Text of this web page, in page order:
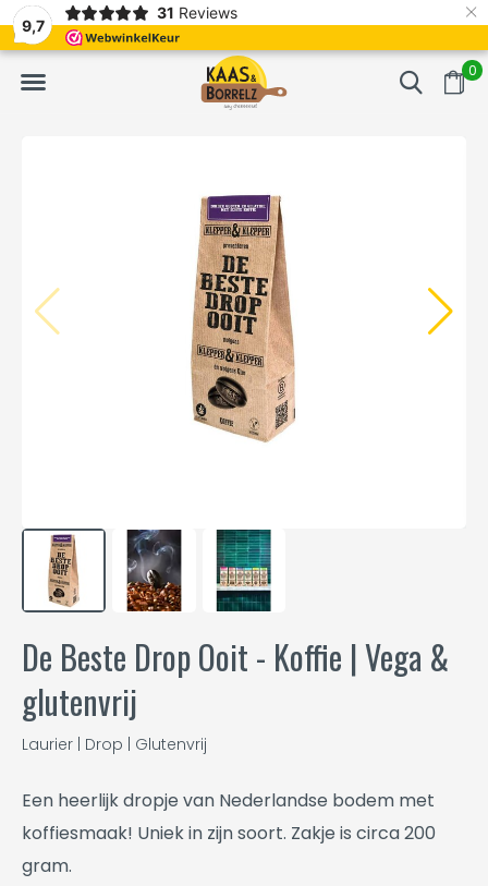
9,7
31 Reviews ×
0
Vaak volgende dag geleverd Gratis bezorgd
De Beste Drop Ooit - Koffie | Vega &
glutenvrij
Laurier | Drop | Glutenvrij
Een heerlijk dropje van Nederlandse bodem met
koffiesmaak! Uniek in zijn soort. Zakje is circa 200
gram.